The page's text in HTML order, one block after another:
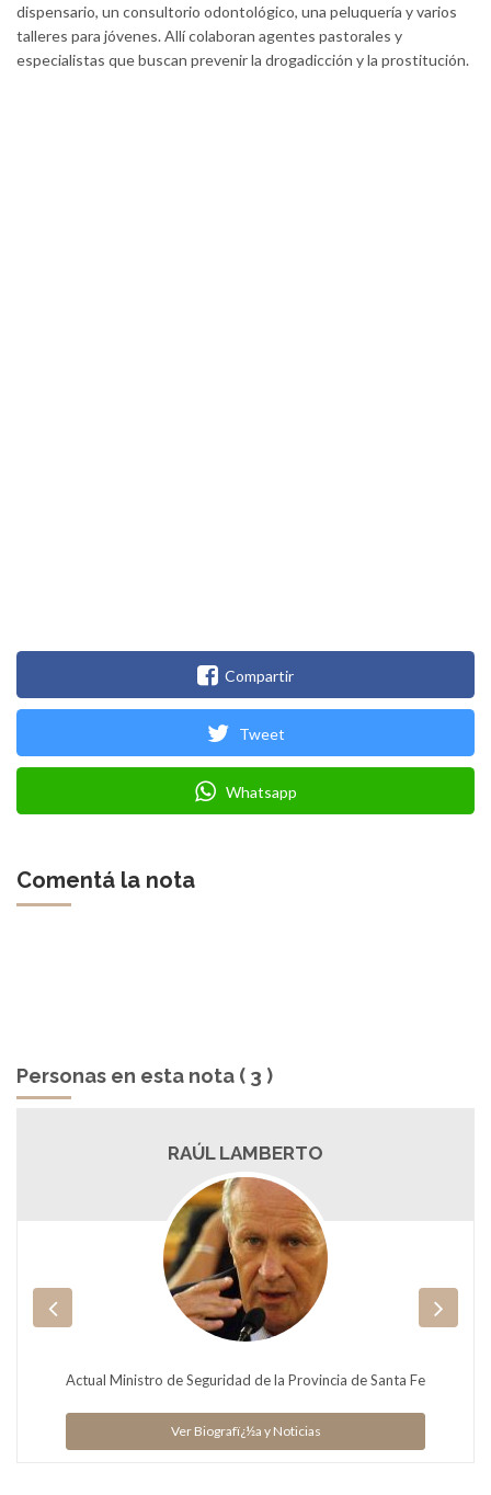
dispensario, un consultorio odontológico, una peluquería y varios
talleres para jóvenes. Allí colaboran agentes pastorales y
especialistas que buscan prevenir la drogadicción y la prostitución.
Compartir
Tweet
Whatsapp
Comentá la nota
Personas en esta nota ( 3 )
RAÚL LAMBERTO
Actual Ministro de Seguridad de la Provincia de Santa Fe
Ver Biografï¿½a y Noticias